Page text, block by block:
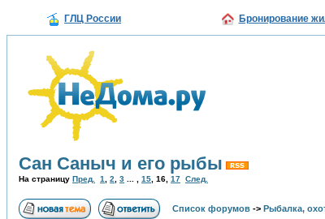
ГЛЦ России Бронирование
Сан Саныч и его рыбы
На страницу Пред. 1 2 3 15 16 17 След.
Список форумов -> Рыбалка,